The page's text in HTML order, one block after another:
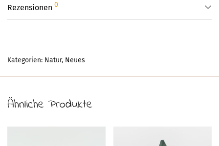
Rezensionen 0
Kategorien: Natur, Neues
Ähnliche Produkte